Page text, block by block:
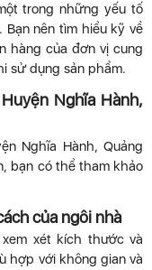
trong những yếu tố
nên tìm hiểu kỹ về
hàng của đơn vị cung
sử dụng sản phẩm.
Nghĩa Hành,
Nghĩa Hành, Quảng
bạn có thể tham khảo
của ngôi nhà
xét kích thước và
hợp với không gian và